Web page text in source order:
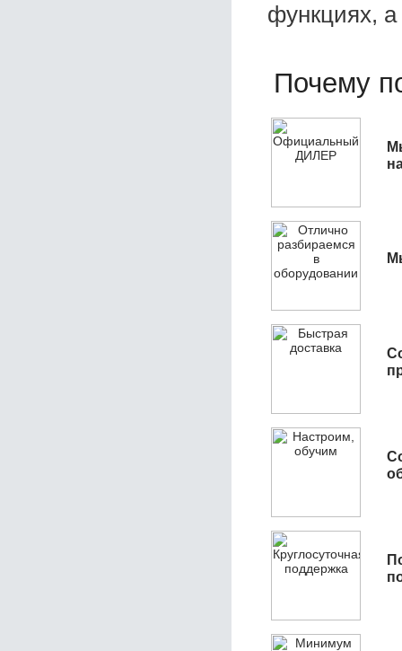
функциях,
Почему